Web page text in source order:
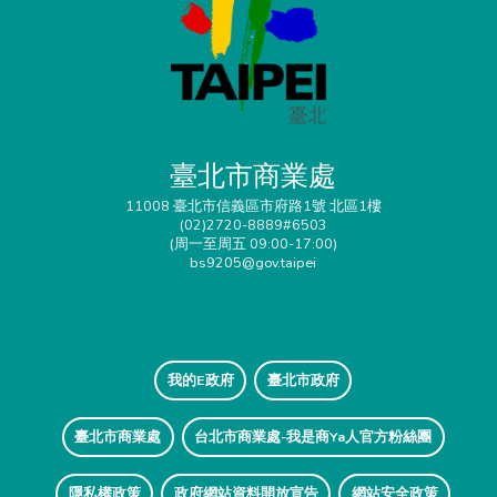
臺北市商業處
11008 臺北市信義區市府路1號 北區1樓
(02)2720-8889#6503
(周一至周五 09:00-17:00)
bs9205@gov.taipei
我的E政府 臺北市政府
臺北市商業處 台北市商業處-我是商Ya人官方粉絲團